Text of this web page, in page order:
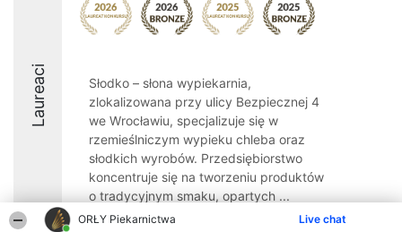
ORŁY Piekarnictwa Live chat
Laureaci
Słodko – słona wypiekarnia,
zlokalizowana przy ulicy Bezpiecznej 4
we Wrocławiu, specjalizuje się w
rzemieślniczym wypieku chleba oraz
słodkich wyrobów. Przedsiębiorstwo
koncentruje się na tworzeniu produktów
o tradycyjnym smaku, opartych ...